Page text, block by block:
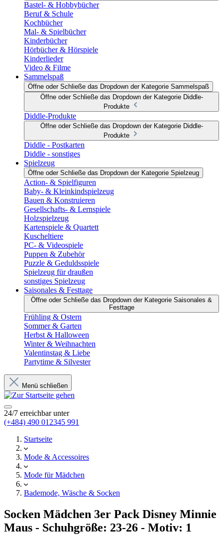
Bastel- & Hobbybücher
Beruf & Schule
Kochbücher
Mal- & Spielbücher
Kinderbücher
Hörbücher & Hörspiele
Kinderlieder
Video & Filme
Sammelspaß
Öffne oder Schließe das Dropdown der Kategorie Sammelspaß
Öffne oder Schließe das Dropdown der Kategorie Diddle-
Produkte
Diddle-Produkte
Öffne oder Schließe das Dropdown der Kategorie Diddle-
Produkte
Diddle - Postkarten
Diddle - sonstiges
Spielzeug
Öffne oder Schließe das Dropdown der Kategorie Spielzeug
Action- & Spielfiguren
Baby- & Kleinkindspielzeug
Bauen & Konstruieren
Gesellschafts- & Lernspiele
Holzspielzeug
Kartenspiele & Quartett
Kuscheltiere
PC- & Videospiele
Puppen & Zubehör
Puzzle & Geduldsspiele
Spielzeug für draußen
sonstiges Spielzeug
Saisonales & Festtage
Öffne oder Schließe das Dropdown der Kategorie Saisonales &
Festtage
Frühling & Ostern
Sommer & Garten
Herbst & Halloween
Winter & Weihnachten
Valentinstag & Liebe
Partytime & Silvester
Menü schließen
24/7 erreichbar unter
(+484) 490 012345 991
Startseite
Mode & Accessoires
Mode für Mädchen
Bademode, Wäsche & Socken
Socken Mädchen 3er Pack Disney Minnie
Maus - Schuhgröße: 23-26 - Motiv: 1